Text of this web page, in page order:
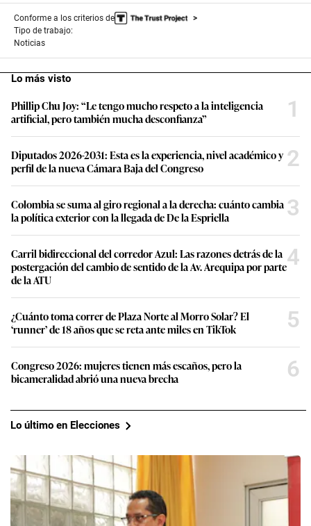
Conforme a los criterios de
Tipo de trabajo:
Noticias
Lo más visto
Phillip Chu Joy: “Le tengo mucho respeto a la inteligencia
artificial, pero también mucha desconfianza”
1
Diputados 2026-2031: Esta es la experiencia, nivel académico y
perfil de la nueva Cámara Baja del Congreso
2
Colombia se suma al giro regional a la derecha: cuánto cambia
la política exterior con la llegada de De la Espriella
3
Carril bidireccional del corredor Azul: Las razones detrás de la
postergación del cambio de sentido de la Av. Arequipa por parte
de la ATU
4
¿Cuánto toma correr de Plaza Norte al Morro Solar? El
‘runner’ de 18 años que se reta ante miles en TikTok
5
Congreso 2026: mujeres tienen más escaños, pero la
bicameralidad abrió una nueva brecha
6
Lo último en Elecciones